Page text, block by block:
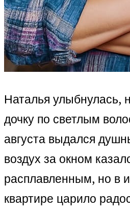
Наталья улыбнулась,
дочку по светлым
августа выдался
воздух за окном
расплавленным, но в
квартире царило